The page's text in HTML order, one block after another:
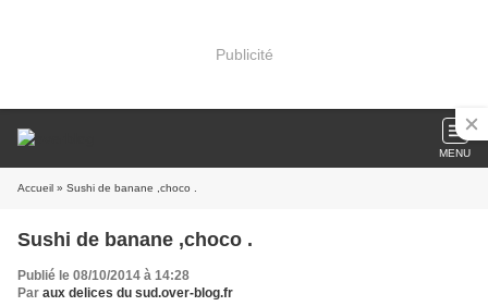
Publicité
MENU
Accueil » Sushi de banane ,choco .
Sushi de banane ,choco .
Publié le 08/10/2014 à 14:28
Par aux delices du sud.over-blog.fr